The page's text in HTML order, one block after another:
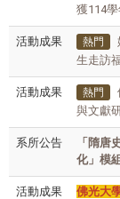
獲114
活動成果 熱門
生走訪
活動成果 熱門
與文獻
系所公告
「隋唐
化」模
活動成果
佛光⼤